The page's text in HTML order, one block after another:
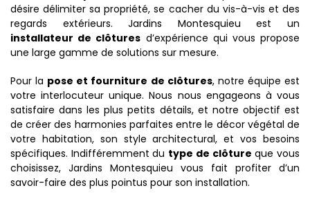
désire délimiter sa propriété, se cacher du vis-à-vis et des
regards extérieurs. Jardins Montesquieu est un
installateur de clôtures d’expérience qui vous propose
une large gamme de solutions sur mesure.
Pour la pose et fourniture de clôtures, notre équipe est
votre interlocuteur unique. Nous nous engageons à vous
satisfaire dans les plus petits détails, et notre objectif est
de créer des harmonies parfaites entre le décor végétal de
votre habitation, son style architectural, et vos besoins
spécifiques. Indifféremment du type de clôture que vous
choisissez, Jardins Montesquieu vous fait profiter d’un
savoir-faire des plus pointus pour son installation.